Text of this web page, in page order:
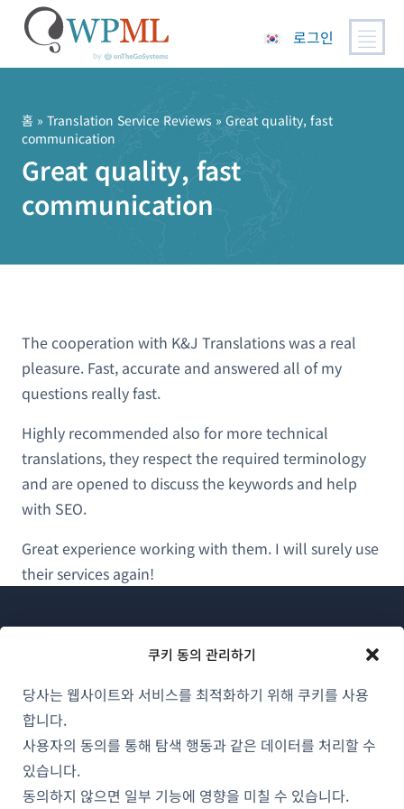
쿠키 동의 관리하기
당사는 웹사이트와 서비스를 최적화하기 위해 쿠키를 사용
합니다.
사용자의 동의를 통해 탐색 행동과 같은 데이터를 처리할 수
있습니다.
동의하지 않으면 일부 기능에 영향을 미칠 수 있습니다.
로그인
홈 » Translation Service Reviews » Great quality, fast
communication
Great quality, fast
communication
The cooperation with K&J Translations was a real
pleasure. Fast, accurate and answered all of my
questions really fast.
Highly recommended also for more technical
translations, they respect the required terminology
and are opened to discuss the keywords and help
with SEO.
Great experience working with them. I will surely use
their services again!
WPML 소개
GDPR 및 개인정보 처리방침
창